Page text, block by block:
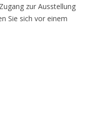
zur Ausstellung
Sie sich vor einem